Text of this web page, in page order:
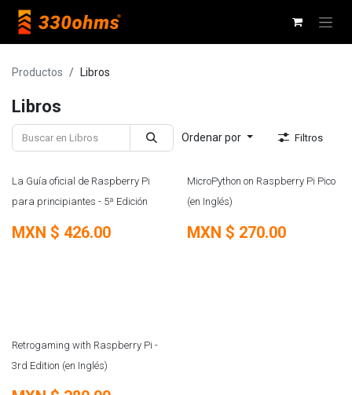
Productos Libros
Libros
Ordenar por Filtros
La Guía oficial de Raspberry Pi
para principiantes - 5ª Edición
MXN $ 426.00
ÚLTIMAS PIEZAS
MicroPython on Raspberry Pi Pico
(en Inglés)
MXN $ 270.00
Retrogaming with Raspberry Pi -
3rd Edition (en Inglés)